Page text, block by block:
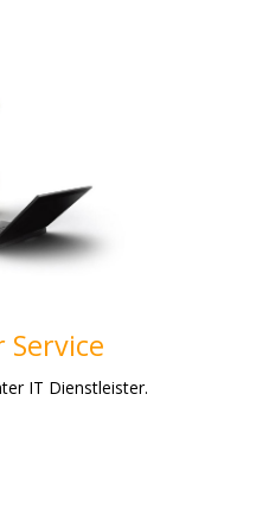
Service
IT Dienstleister.
Computer
und Systeme die
und perfekt